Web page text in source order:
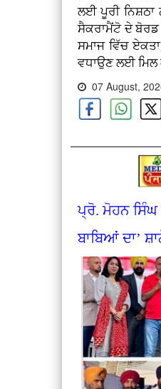
ਲਈ ਪੂਰੀ
ਸੈਕਰਾਮੈਂਟੋ ਦੇ
ਸਮਾਜ ਵਿੱਚ
ਵਧਾਉਣ ਲਈ
07 August,
ਪ੍ਰੋ. ਮੋਹਨ ਸਿੰਘ
ਬਾਬਿਆਂ ਦਾ’